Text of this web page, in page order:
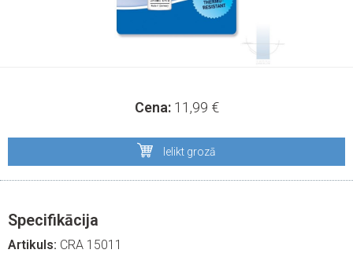
Cena: 11,99 €
Ielikt grozā
Specifikācija
Artikuls: CRA 15011